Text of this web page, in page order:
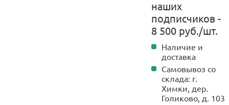
наших
подписчиков -
8 500 руб./шт.
Наличие и
доставка
Самовывоз со
склада: г.
Химки, дер.
Голиково, д. 103